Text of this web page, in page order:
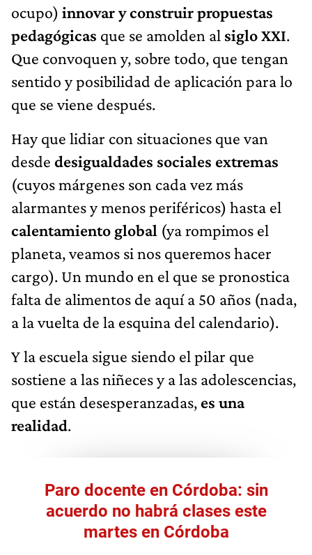
ocupo) innovar y construir propuestas
pedagógicas que se amolden al siglo XXI.
Que convoquen y, sobre todo, que tengan
sentido y posibilidad de aplicación para lo
que se viene después.
Hay que lidiar con situaciones que van
desde desigualdades sociales extremas
(cuyos márgenes son cada vez más
alarmantes y menos periféricos) hasta el
calentamiento global (ya rompimos el
planeta, veamos si nos queremos hacer
cargo). Un mundo en el que se pronostica
falta de alimentos de aquí a 50 años (nada,
a la vuelta de la esquina del calendario).
Y la escuela sigue siendo el pilar que
sostiene a las niñeces y a las adolescencias,
que están desesperanzadas, es una
realidad.
Paro docente en Córdoba: sin
acuerdo no habrá clases este
martes en Córdoba